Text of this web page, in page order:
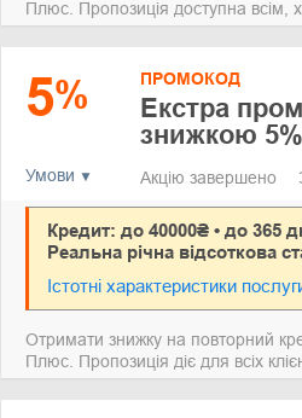
Плюс. Пропозиція доступна всім,
5%
Умови
ПРОМОКОД
Екстра
знижкою
Акцію завершено
Кредит: до 40000₴ • до 365
Реальна річна відсоткова
Істотні характеристики
Отримати знижку на повторний
Плюс. Пропозиція діє для всіх